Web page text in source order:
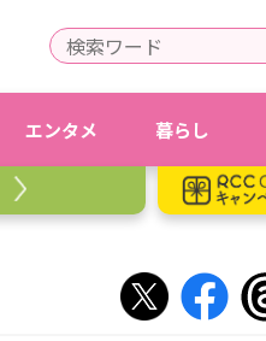
エンタメ 暮らし